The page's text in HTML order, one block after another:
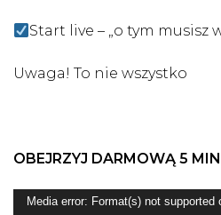
Start live – „o tym musisz
Uwaga! To nie wszystko
OBEJRZYJ DARMOWĄ 5
Odtwarzacz
Media error: Format(s) not supported